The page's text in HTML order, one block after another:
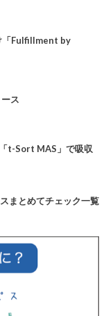
「Fulfillment by
ス
t-Sort MAS」で吸収
まとめてチェック一覧